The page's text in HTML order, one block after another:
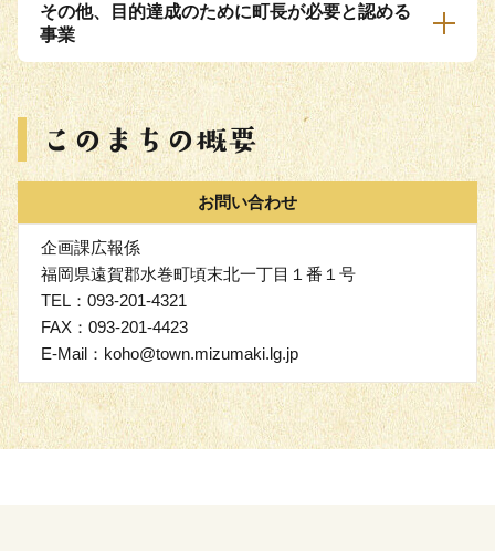
その他、目的達成のために町長が必要と認める
事業
お問い合わせ
企画課広報係
福岡県遠賀郡水巻町頃末北一丁目１番１号
TEL：093-201-4321
FAX：093-201-4423
E-Mail：koho@town.mizumaki.lg.jp